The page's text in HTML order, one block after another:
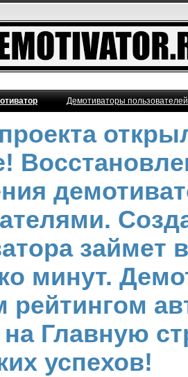
Демотиваторы
займет
минут.
рейтингом
на Главную
успехов!